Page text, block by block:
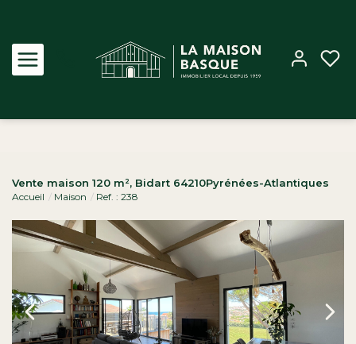
Louer
Estimer
Biens vendus
Notre Agence
Vente maison 120 m², Bidart 64210Pyrénées-Atlantiques
Accueil Maison Ref. : 238